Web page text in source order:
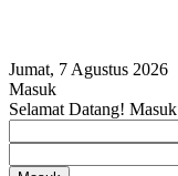
Jumat, 7 Agustus 2026
Masuk
Selamat Datang!